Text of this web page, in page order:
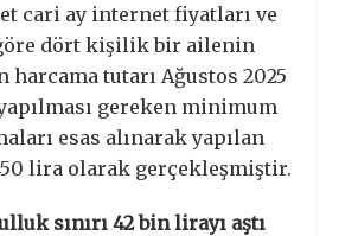
cari ay internet fiyatları ve
göre dört kişilik bir ailenin
harcama tutarı Ağustos 2025
gereken minimum
esas alınarak yapılan
lira olarak gerçekleşmiştir.
sınırı 42 bin lirayı aştı